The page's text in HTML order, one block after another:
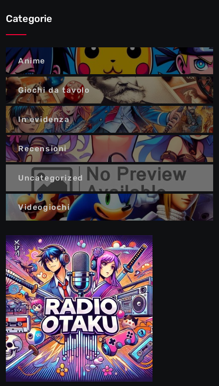
Categorie
Anime
Giochi da tavolo
In evidenza
Recensioni
Uncategorized
Videogiochi